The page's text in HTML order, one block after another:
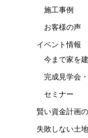
施工事例
お客様の声
イベント情報
今まで家を
完成見学会
セミナー
賢い資金計画
失敗しない土